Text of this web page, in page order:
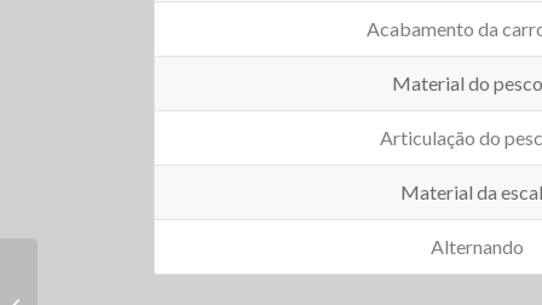
Acabamento da
Material do
Articulação do
Material da
Alternando